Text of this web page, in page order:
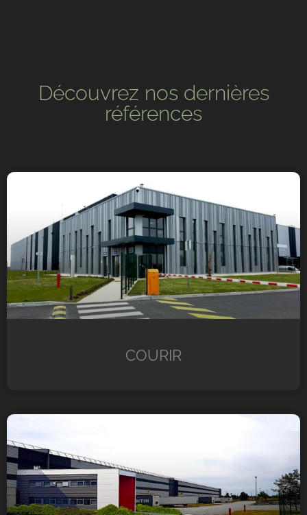
Découvrez nos dernières
références
COURIR